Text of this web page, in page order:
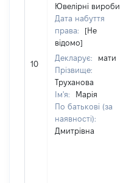
10
Ювелірні вироби
Дата набуття
права:
[Не
відомо]
Декларує:
мати
Прізвище:
Труханова
Ім'я:
Марія
По батькові (за
наявності):
Дмитрівна